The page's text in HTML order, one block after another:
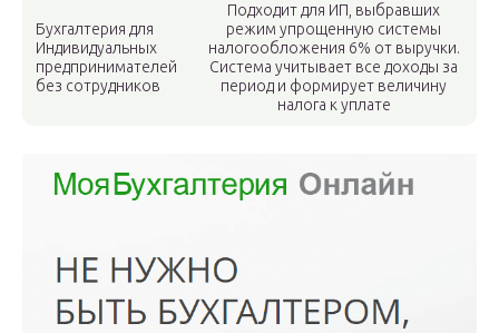
Бухгалтерия для
Индивидуальных
предпринимателей
без сотрудников
Подходит для ИП, выбравших
режим упрощенную системы
налогообложения 6% от выручки.
Система учитывает все доходы за
период и формирует величину
налога к уплате